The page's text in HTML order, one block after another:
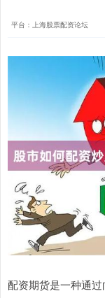
平台：上海股票配资论坛
配资期货是一种通